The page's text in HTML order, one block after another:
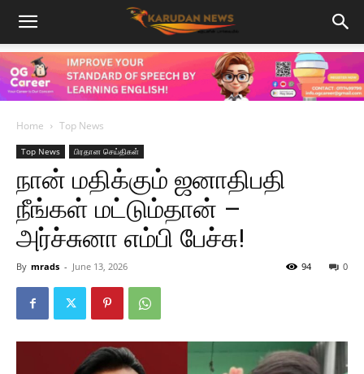
Home Top News
Top News பிரதான செய்திகள்
நான் மதிக்கும் ஜனாதிபதி
நீங்கள் மட்டும்தான் –
அர்ச்சுனா எம்பி பேச்சு!
By mrads - June 13, 2026 0
94